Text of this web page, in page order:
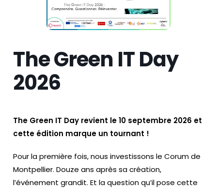
The Green IT Day
2026
The Green IT Day revient le 10 septembre 2026 et
cette édition marque un tournant !
Pour la première fois, nous investissons le Corum de
Montpellier. Douze ans après sa création,
l’événement grandit. Et la question qu’il pose cette